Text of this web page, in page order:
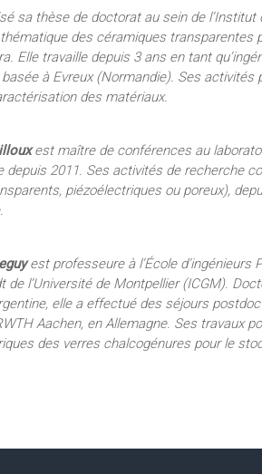
sa thèse de doctorat au sein de
des céramiques transparentes
Elle travaille depuis 3 ans en tant
à Evreux (Normandie). Ses
des matériaux.
est maître de conférences au
depuis 2011. Ses activités de recherche
piézoélectriques ou poreux),
est professeure à l’École d’ingénieurs
de l’Université de Montpellier (ICGM).
elle a effectué des séjours
Aachen, en Allemagne. Ses travaux
des verres chalcogénures pour le